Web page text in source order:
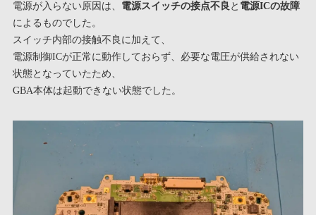
電源が入らない原因は、 電源スイッチの接点不良 と 電源ICの故障
によるものでした。
スイッチ内部の接触不良に加えて、
電源制御ICが正常に動作しておらず、必要な電圧が供給されない
状態となっていたため、
GBA本体は起動できない状態でした。